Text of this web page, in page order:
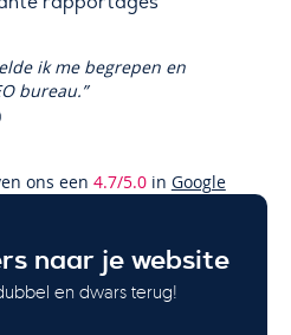
ik me begrepen en
bureau.”
ons een 4.7/5.0in Google
naar je website
en dwars terug!